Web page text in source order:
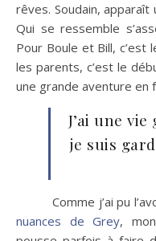
rêves. Soudain,
Qui se ressemble
Pour Boule et Bill, c’est
les parents, c’est le
une grande aventure en
J’ai une vie
je suis
Comme j’ai pu
nuances de Grey,